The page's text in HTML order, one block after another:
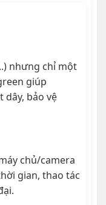
nhưng chỉ một
giúp
dây, bảo vệ
chủ/camera
gian, thao tác